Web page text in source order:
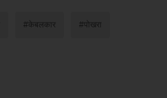
#केबलकार #पोखरा